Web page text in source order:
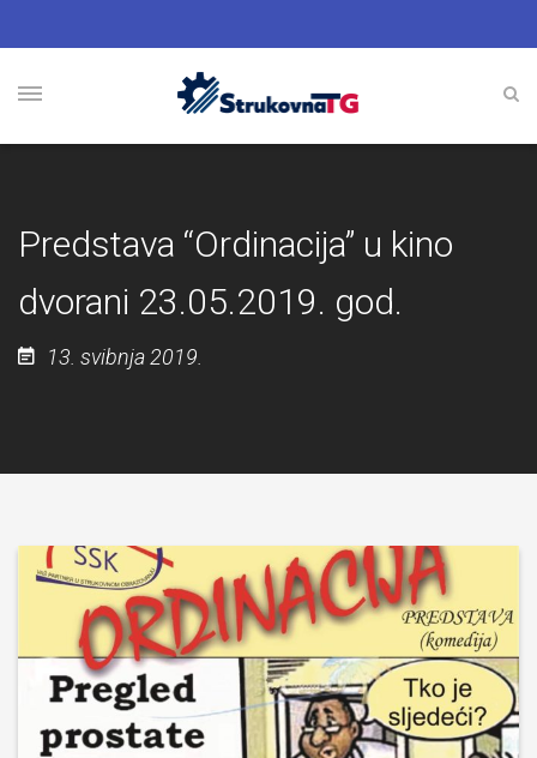
Predstava “Ordinacija” u kino
dvorani 23.05.2019. god.
13. svibnja 2019.